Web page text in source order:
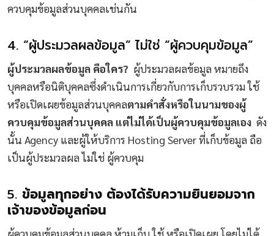
ควบคุมข้อมูลส่วนบุคคลเช่นกัน
4. “ผู้ประมวลผลข้อมูล” ไม่ใช่ “ผู้ควบคุมข้อมูล”
ผู้ประมวลผลข้อมูล คือใคร? ผู้ประมวลผลข้อมูล หมายถึง
บุคคลหรือนิติบุคคลซึ่งดำเนินการเกี่ยวกับการเก็บรวบรวม ใช้
หรือเปิดเผยข้อมูลส่วนบุคคลตามคำสั่งหรือในนามของผู้
ควบคุมข้อมูลส่วนบุคคล แต่ไม่ได้เป็นผู้ควบคุมข้อมูลเอง ดัง
นั้น Agency และผู้ให้บริการ Hosting Server ที่เก็บข้อมูล ถือ
เป็นผู้ประมวลผล ไม่ใช่ ผู้ควบคุม
5. ข้อมูลทุกอย่าง ต้องได้รับความยินยอมจาก
เจ้าของข้อมูลก่อน